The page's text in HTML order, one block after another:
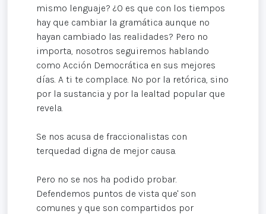
mismo lenguaje? ¿0 es que con los tiempos
hay que cambiar la gramática aunque no
hayan cambiado las realidades? Pero no
importa, nosotros seguiremos hablando
como Acción Democrática en sus mejores
días. A ti te complace. No por la retórica, sino
por la sustancia y por la lealtad popular que
revela.
Se nos acusa de fraccionalistas con
terquedad digna de mejor causa.
Pero no se nos ha podido probar.
Defendemos puntos de vista que' son
comunes y que son compartidos por